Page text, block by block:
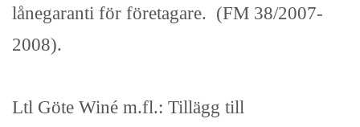
lånegaranti för företagare. (FM 38/2007-
2008).
Ltl Göte Winé m.fl.: Tillägg till